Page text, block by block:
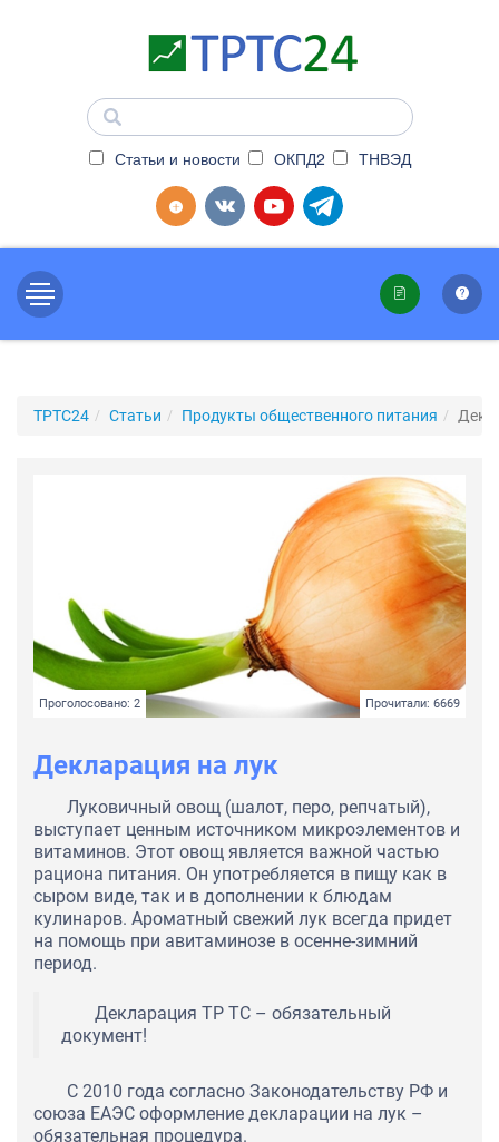
Статьи и новости ОКПД2 ТНВЭД
ТРТС24 Статьи Продукты общественного питания
Проголосовано: 2 Прочитали: 6669
Декларация на лук
Луковичный овощ (шалот, перо, репчатый),
выступает ценным источником микроэлементов и
витаминов. Этот овощ является важной частью
рациона питания. Он употребляется в пищу как в
сыром виде, так и в дополнении к блюдам
кулинаров. Ароматный свежий лук всегда придет
на помощь при авитаминозе в осенне-зимний
период.
Декларация ТР ТС – обязательный
документ!
С 2010 года согласно Законодательству РФ и
союза ЕАЭС оформление декларации на лук –
обязательная процедура.